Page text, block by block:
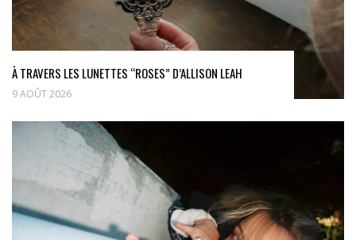
À TRAVERS LES LUNETTES “ROSES” D’ALLISON LEAH
9 AOÛT 2026